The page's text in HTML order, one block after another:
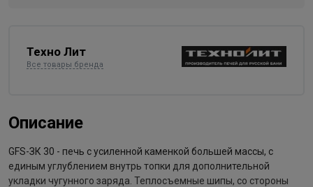
Техно Лит
Все товары бренда
Описание
GFS-ЗК 30 - печь с усиленной каменкой большей массы, с
единым углублением внутрь топки для дополнительной
укладки чугунного заряда. Теплосъемные шипы, со стороны